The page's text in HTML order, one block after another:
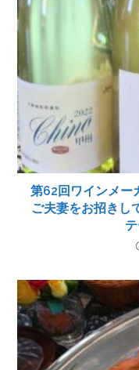
第62回ワインメー
ご夫妻をお招きし